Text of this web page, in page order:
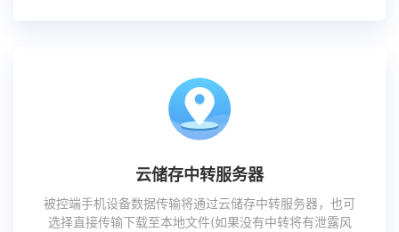
云储存中转服务器
被控端手机设备数据传输将通过云储存中转服务器，也可
选择直接传输下载至本地文件(如果没有中转将有泄露风